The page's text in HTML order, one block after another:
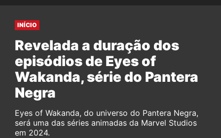
INÍCIO
Revelada a duração dos
episódios de Eyes of
Wakanda, série do Pantera
Negra
Eyes of Wakanda, do universo do Pantera Negra,
será uma das séries animadas da Marvel Studios
em 2024.